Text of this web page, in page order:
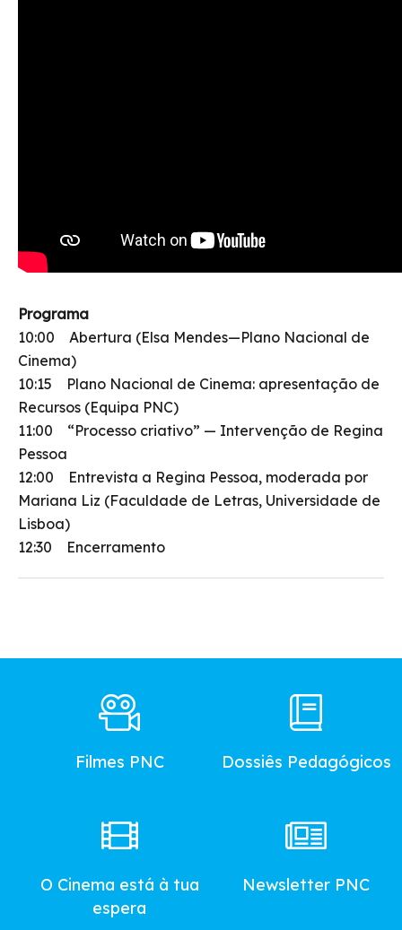
Programa
10:00 Abertura (Elsa Mendes—Plano Nacional de
Cinema)
10:15 Plano Nacional de Cinema: apresentação de
Recursos (Equipa PNC)
11:00 “Processo criativo” — Intervenção de Regina
Pessoa
12:00 Entrevista a Regina Pessoa, moderada por
Mariana Liz (Faculdade de Letras, Universidade de
Lisboa)
12:30 Encerramento
Filmes PNC Dossiês Pedagógicos
O Cinema está à tua
espera
Newsletter PNC